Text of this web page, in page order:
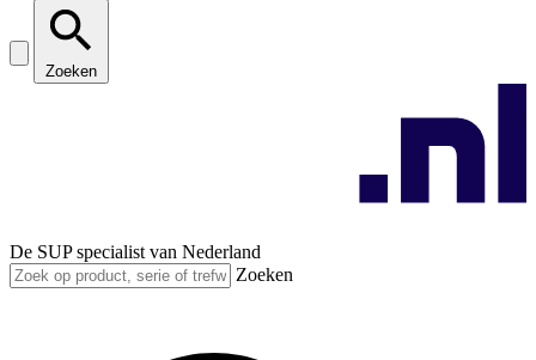
Zoeken
De SUP specialist van Nederland
Zoeken